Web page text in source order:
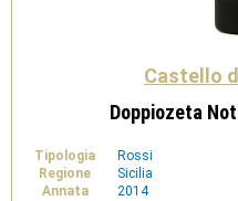
Castello
Doppiozeta
Tipologia
Rossi
Regione
Sicilia
Annata
2014